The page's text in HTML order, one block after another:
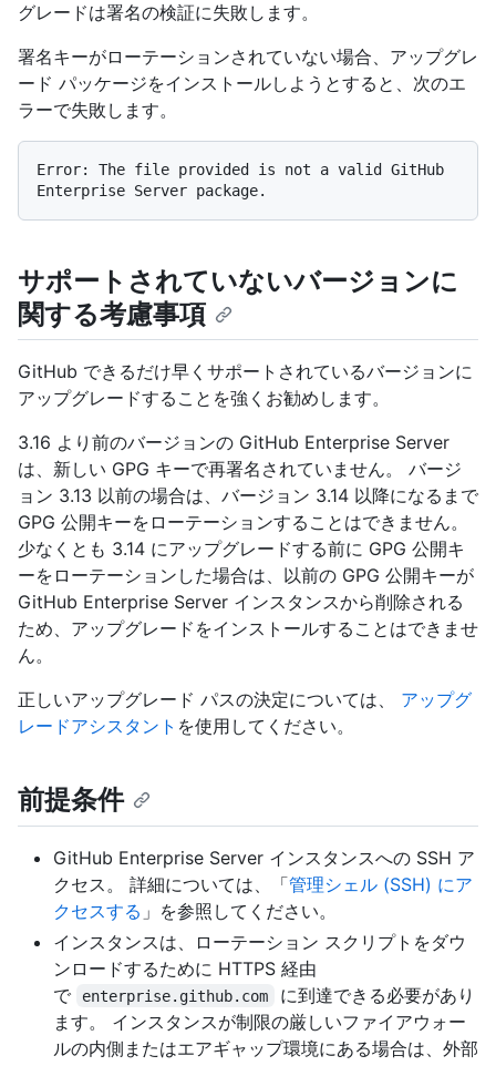
グレードは署名の検証に失敗します。
署名キーがローテーションされていない場合、アップグレ
ード パッケージをインストールしようとすると、次のエ
ラーで失敗します。
Error: The file provided is not a valid GitHub
サポートされていないバージョンに
関する考慮事項
GitHub できるだけ早くサポートされているバージョンに
アップグレードすることを強くお勧めします。
3.16 より前のバージョンの GitHub Enterprise Server
は、新しい GPG キーで再署名されていません。 バージ
ョン 3.13 以前の場合は、バージョン 3.14 以降になるまで
GPG 公開キーをローテーションすることはできません。
少なくとも 3.14 にアップグレードする前に GPG 公開キ
ーをローテーションした場合は、以前の GPG 公開キーが
GitHub Enterprise Server インスタンスから削除される
ため、アップグレードをインストールすることはできませ
ん。
正しいアップグレード パスの決定については、 アップグ
レードアシスタント を使用してください。
前提条件
GitHub Enterprise Server インスタンスへの SSH ア
クセス。 詳細については、「管理シェル (SSH) にア
クセスする 」を参照してください。
インスタンスは、ローテーション スクリプトをダウ
ンロードするために HTTPS 経由
で
enterprise.github.com
に到達できる必要があり
ます。 インスタンスが制限の厳しいファイアウォー
ルの内側またはエアギャップ環境にある場合は、外部